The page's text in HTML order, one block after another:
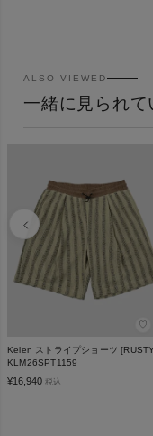
ALSO VIEWED
一緒に見られて
♡
Kelen ストライプショーツ
KLM26SPT1159
¥16,940 税込